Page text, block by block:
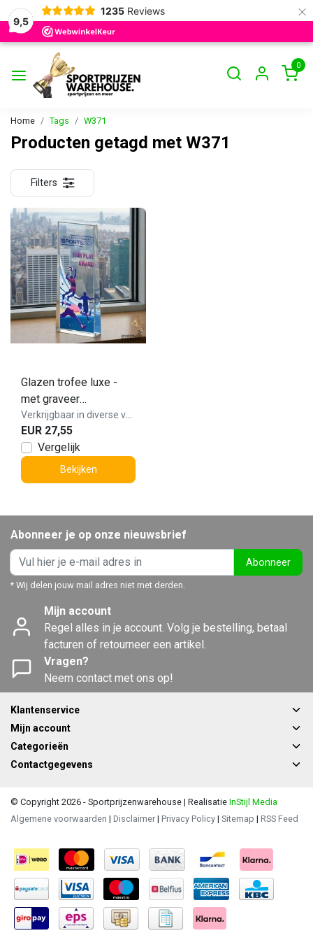
9,5
1235 Reviews ×
0
Home Tags W371
Producten getagd met W371
Filters
Glazen trofee luxe -
met graveer
mogelijkheden - W371
EUR 27,55
Vergelijk
Bekijken
Abonneer je op onze nieuwsbrief
Abonneer
* Wij delen jouw mail adres niet met derden.
Mijn account
Regel alles in je account. Volg je bestelling, betaal
facturen of retourneer een artikel.
Vragen?
Neem contact met ons op!
Klantenservice
Mijn account
Categorieën
Contactgegevens
© Copyright 2026 - Sportprijzenwarehouse | Realisatie InStijl Media
Algemene voorwaarden | Disclaimer | Privacy Policy | Sitemap | RSS Feed